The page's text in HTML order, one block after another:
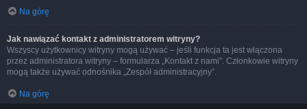
Na górę
Jak nawiązać kontakt z administratorem witryny?
Wszyscy użytkownicy witryny mogą używać – jeśli funkcja ta jest włączona
przez administratora witryny – formularza „Kontakt z nami”. Członkowie witryny
mogą także używać odnośnika „Zespół administracyjny”.
Na górę